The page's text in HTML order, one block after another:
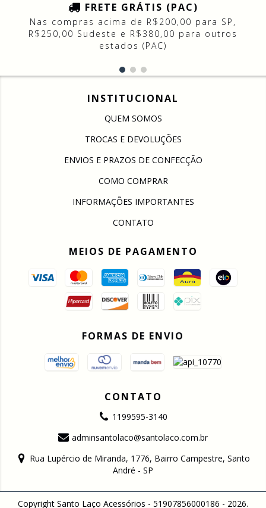
FRETE GRÁTIS (PAC)
Nas compras acima de R$200,00 para SP,
R$250,00 Sudeste e R$380,00 para outros
estados (PAC)
INSTITUCIONAL
QUEM SOMOS
TROCAS E DEVOLUÇÕES
ENVIOS E PRAZOS DE CONFECÇÃO
COMO COMPRAR
INFORMAÇÕES IMPORTANTES
CONTATO
MEIOS DE PAGAMENTO
FORMAS DE ENVIO
CONTATO
1199595-3140
adminsantolaco@santolaco.com.br
Rua Lupércio de Miranda, 1776, Bairro Campestre, Santo
André - SP
Copyright Santo Laço Acessórios - 51907856000186 - 2026.